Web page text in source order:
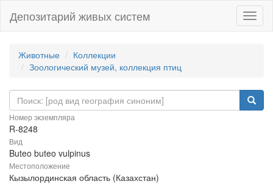
Депозитарий живых систем
Животные
Коллекции
Зоологический музей, коллекция птиц
Номер экземпляра
R-8248
Вид
Buteo buteo vulpinus
Местоположение
Кызылординская область (Казахстан)